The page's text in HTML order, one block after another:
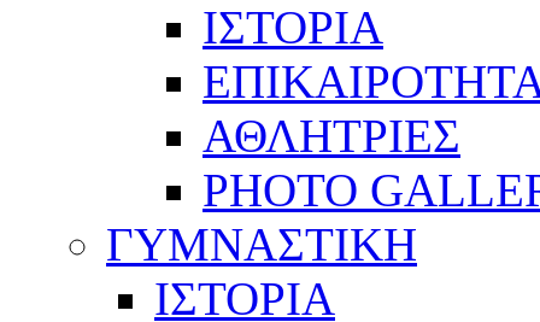
ΙΣΤΟΡΙΑ
ΑΘΛΗΤΡΙΕΣ
PHOTO
ΓΥΜΝΑΣΤΙΚΗ
ΙΣΤΟΡΙΑ